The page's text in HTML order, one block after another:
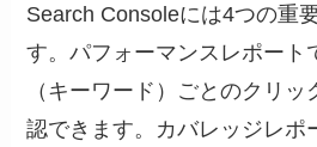
Search Consoleには4つの重
す。パフォーマンスレポート
（キーワード）ごとのクリ
認できます。カバレッジレポ